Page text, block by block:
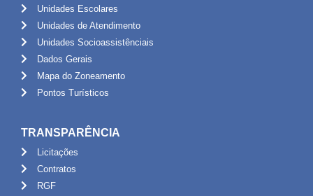
Unidades Escolares
Unidades de Atendimento
Unidades Socioassistênciais
Dados Gerais
Mapa do Zoneamento
Pontos Turísticos
TRANSPARÊNCIA
Licitações
Contratos
RGF